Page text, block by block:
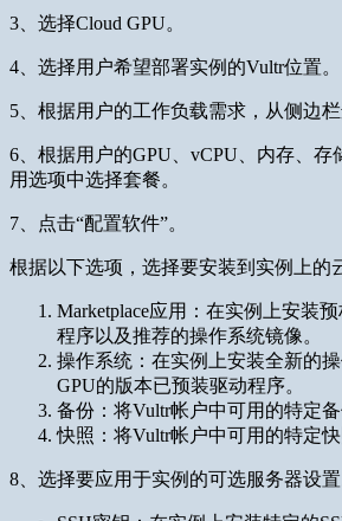
3、选择Cloud GPU。
4、选择用户希望部署实例的Vultr位置。
5、根据用户的工作负载需求，从侧边栏
6、根据用户的GPU、vCPU、内存、存
用选项中选择套餐。
7、点击“配置软件”。
根据以下选项，选择要安装到实例上的
Marketplace应用：在实例上安装
程序以及推荐的操作系统镜像。
操作系统：在实例上安装全新的
GPU的版本已预装驱动程序。
备份：将Vultr帐户中可用的特定备
快照：将Vultr帐户中可用的特定快
8、选择要应用于实例的可选服务器设置